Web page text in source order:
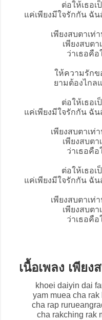
ต่อให้เธอเ
แค่เพียงมีใจรักกัน ฉั
เพียงสบตาเท่
เพียงสบต
ว่าเธอคื
ให้ความรักข
ยามต้องไกล
ต่อให้เธอเ
แค่เพียงมีใจรักกัน ฉั
เพียงสบตาเท่
เพียงสบต
ว่าเธอคื
ต่อให้เธอเ
แค่เพียงมีใจรักกัน ฉั
เพียงสบตาเท่
เพียงสบต
ว่าเธอคื
เนื้อเพลง เพีย
khoei daiyin dai
yam muea cha
cha rap
cha rakching rak